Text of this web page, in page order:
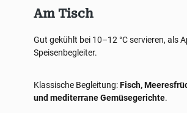
Am Tisch
Gut gekühlt bei 10–12 °C servieren, als
Speisenbegleiter.
Klassische Begleitung:Fisch,
und mediterrane Gemüsegerichte.